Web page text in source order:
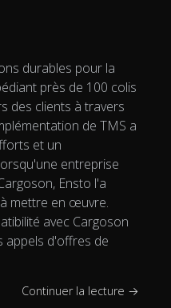
durables pour la
près de 100 colis
des clients à travers
de TMS a
et un
entreprise
Ensto l'a
mettre en œuvre.
avec Cargoson
appels d'offres de
Continuer la lecture →